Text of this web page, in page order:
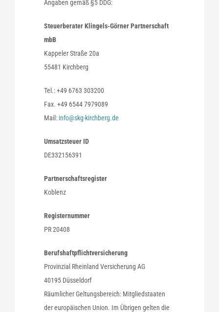
Angaben gemäß §5 DDG:
Steuerberater Klingels-Görner Partnerschaft
mbB
Kappeler Straße 20a
55481 Kirchberg
Tel.: +49 6763 303200
Fax. +49 6544 7979089
Mail: info@skg-kirchberg.de
Umsatzsteuer ID
DE332156391
Partnerschaftsregister
Koblenz
Registernummer
PR 20408
Berufshaftpflichtversicherung
Provinzial Rheinland Versicherung AG
40195 Düsseldorf
Räumlicher Geltungsbereich: Mitgliedstaaten
der europäischen Union. Im Übrigen gelten die